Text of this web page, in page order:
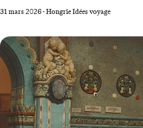
d’Europe centrale, qui vit encore au rythme
Budapest, nichée sur les flancs du massif
Slovaquie, la ville d’Eger est un joyau.
31 mars 2026-Hongrie Idées voyage